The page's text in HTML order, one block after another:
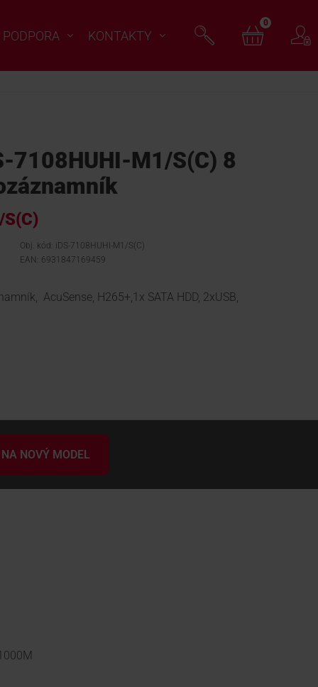
PODPORA KONTAKTY
0
7108HUHI-M1/S(C) 8
Obj. kód: iDS-7108HUHI-M1/S(C)
EAN: 6931847169459
AcuSense, H265+,1x SATA HDD, 2xUSB,
NOVÝ MODEL